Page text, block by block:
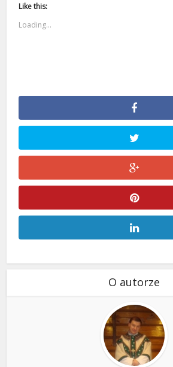
Like this:
Loading...
O autorze